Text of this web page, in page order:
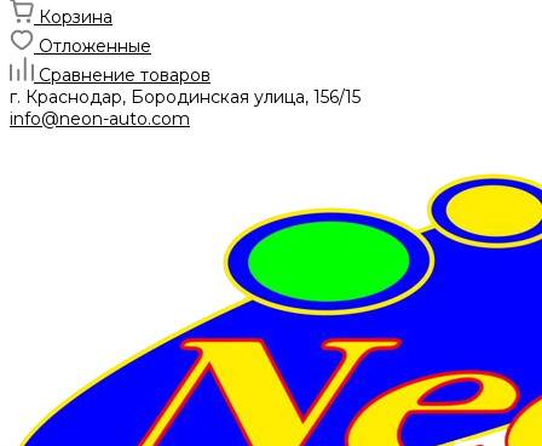
Корзина
Отложенные
Сравнение товаров
г. Краснодар, Бородинская улица, 156/15
info@neon-auto.com